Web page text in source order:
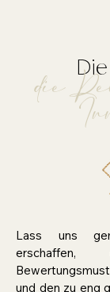
die
Lass uns
und den zu eng